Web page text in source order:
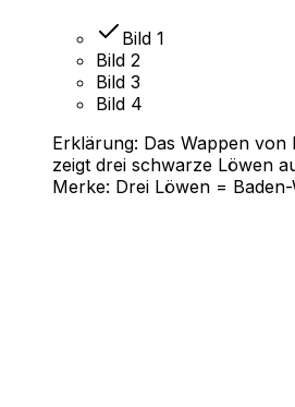
Bild 1
Bild 2
Bild 3
Bild 4
Erklärung: Das Wappen von
zeigt drei schwarze Löwen
Merke: Drei Löwen =